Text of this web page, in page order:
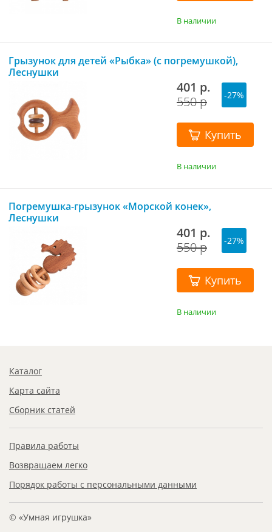
В наличии
Грызунок для детей «Рыбка» (с погремушкой),
Леснушки
401 р.
550 р
-27%
Купить
В наличии
Погремушка-грызунок «Морской конек»,
Леснушки
401 р.
550 р
-27%
Купить
В наличии
Каталог
Карта сайта
Сборник статей
Правила работы
Возвращаем легко
Порядок работы с персональными данными
© «Умная игрушка»